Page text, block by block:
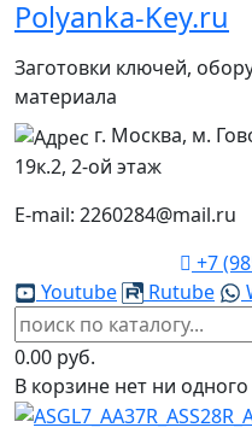
Polyanka-Key.ru
Заготовки ключей,
материала
г. Москва, м.
19к.2, 2-ой этаж
E-mail: 2260284@mail.ru
+7
Youtube
Rutube
0.00 руб.
В корзине нет ни